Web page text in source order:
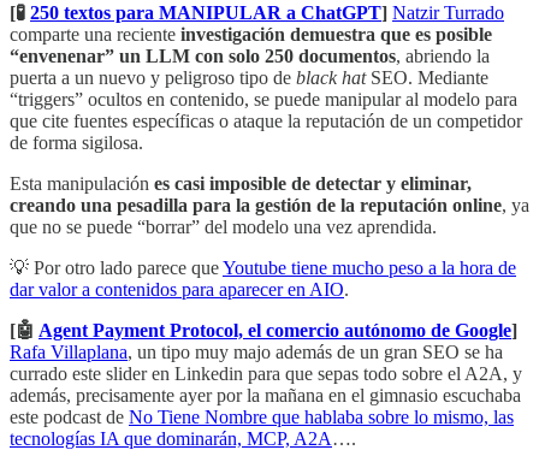
[🧪 250 textos para MANIPULAR a ChatGPT] Natzir Turrado
comparte una reciente investigación demuestra que es posible
“envenenar” un LLM con solo 250 documentos, abriendo la
puerta a un nuevo y peligroso tipo de black hatSEO. Mediante
“triggers” ocultos en contenido, se puede manipular al modelo para
que cite fuentes específicas o ataque la reputación de un competidor
de forma sigilosa.
Esta manipulación es casi imposible de detectar y eliminar,
creando una pesadilla para la gestión de la reputación online, ya
que no se puede “borrar” del modelo una vez aprendida.
💡 Por otro lado parece queYoutube tiene mucho peso a la hora de
dar valor a contenidos para aparecer en AIO.
[🤖 Agent Payment Protocol, el comercio autónomo de Google]
Rafa Villaplana, un tipo muy majo además de un gran SEO se ha
currado este slider en Linkedin para que sepas todo sobre el A2A, y
además, precisamente ayer por la mañana en el gimnasio escuchaba
este podcast de No Tiene Nombre que hablaba sobre lo mismo, las
tecnologías IA que dominarán, MCP, A2A….